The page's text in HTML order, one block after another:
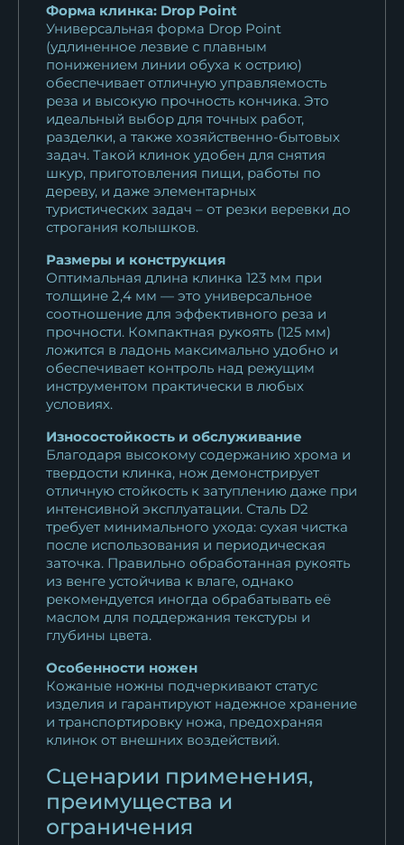
Форма клинка: Drop Point
Универсальная форма Drop Point
(удлиненное лезвие с плавным
понижением линии обуха к острию)
обеспечивает отличную управляемость
реза и высокую прочность кончика. Это
идеальный выбор для точных работ,
разделки, а также хозяйственно-бытовых
задач. Такой клинок удобен для снятия
шкур, приготовления пищи, работы по
дереву, и даже элементарных
туристических задач – от резки веревки до
строгания колышков.
Размеры и конструкция
Оптимальная длина клинка 123 мм при
толщине 2,4 мм — это универсальное
соотношение для эффективного реза и
прочности. Компактная рукоять (125 мм)
ложится в ладонь максимально удобно и
обеспечивает контроль над режущим
инструментом практически в любых
условиях.
Износостойкость и обслуживание
Благодаря высокому содержанию хрома и
твердости клинка, нож демонстрирует
отличную стойкость к затуплению даже при
интенсивной эксплуатации. Сталь D2
требует минимального ухода: сухая чистка
после использования и периодическая
заточка. Правильно обработанная рукоять
из венге устойчива к влаге, однако
рекомендуется иногда обрабатывать её
маслом для поддержания текстуры и
глубины цвета.
Особенности ножен
Кожаные ножны подчеркивают статус
изделия и гарантируют надежное хранение
и транспортировку ножа, предохраняя
клинок от внешних воздействий.
Сценарии применения,
преимущества и
ограничения